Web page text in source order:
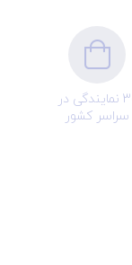
regional
systems.
• Netter
Edition
• Netter
Regional
30 نمایندگی در
سراسر کشور